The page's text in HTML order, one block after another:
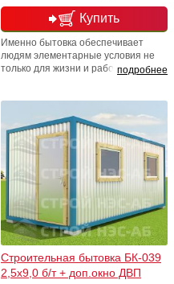
Купить
подробнее
Именно бытовка обеспечивает
людям элементарные условия не
только для жизни и работы, но и
вариантов применения бытовок
великое множество, и все это
благодаря многофункциональности
использования, а также различных
планировок.
Строительная бытовка БК-039
2,5х9,0 б/т + доп.окно ДВП